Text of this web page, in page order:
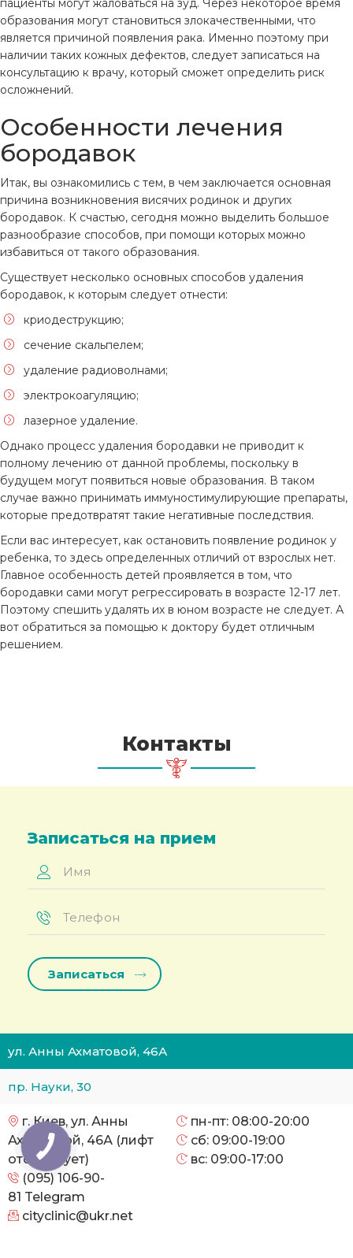
пациенты могут жаловаться на зуд. Через некоторое время
образования могут становиться злокачественными, что
является причиной появления рака. Именно поэтому при
наличии таких кожных дефектов, следует записаться на
консультацию к врачу, который сможет определить риск
осложнений.
Особенности лечения
бородавок
Итак, вы ознакомились с тем, в чем заключается основная
причина возникновения висячих родинок и других
бородавок. К счастью, сегодня можно выделить большое
разнообразие способов, при помощи которых можно
избавиться от такого образования.
Существует несколько основных способов удаления
бородавок, к которым следует отнести:
криодеструкцию;
сечение скальпелем;
удаление радиоволнами;
электрокоагуляцию;
лазерное удаление.
Однако процесс удаления бородавки не приводит к
полному лечению от данной проблемы, поскольку в
будущем могут появиться новые образования. В таком
случае важно принимать иммуностимулирующие препараты,
которые предотвратят такие негативные последствия.
Если вас интересует, как остановить появление родинок у
ребенка, то здесь определенных отличий от взрослых нет.
Главное особенность детей проявляется в том, что
бородавки сами могут регрессировать в возрасте 12-17 лет.
Поэтому спешить удалять их в юном возрасте не следует. А
вот обратиться за помощью к доктору будет отличным
решением.
Контакты
Записаться на прием
Имя
Телефон
ул. Анны Ахматовой, 46А
г. Киев, ул. Анны
Ахматовой, 46А (лифт
отсутствует)
(095) 106-90-
81 Telegram
cityclinic@ukr.net
пн-пт: 08:00-20:00
сб: 09:00-19:00
вс: 09:00-17:00
пр. Науки, 30